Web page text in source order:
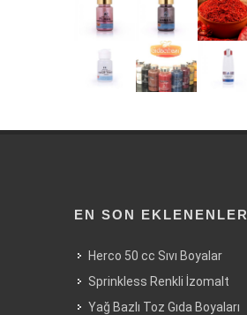
EN SON EKLENENLER
Herco 50 cc Sıvı Boyalar
Sprinkless Renkli İzomalt
Yağ Bazlı Toz Gıda Boyaları